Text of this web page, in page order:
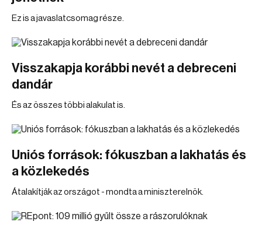
Ez is a javaslatcsomag része.
Visszakapja korábbi nevét a debreceni
dandár
És az összes többi alakulat is.
Uniós források: fókuszban a lakhatás és
a közlekedés
Átalakítják az országot - mondta a miniszterelnök.